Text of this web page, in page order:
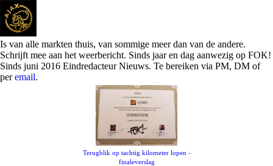
Is van alle markten thuis, van sommige meer dan van de andere.
Schrijft mee aan het weerbericht. Sinds jaar en dag aanwezig op FOK!
Sinds juni 2016 Eindredacteur Nieuws. Te bereiken via PM, DM of
peremail.
Terugblik op tachtig kilometer lopen -
finaleverslag